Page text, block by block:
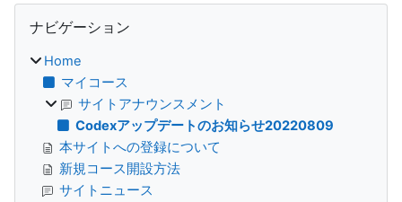
ブロック
ナビゲーション
Home
マイコース
サイトアナウンスメント
Codexアップデートのお知らせ20220809
本サイトへの登録について
新規コース開設方法
サイトニュース